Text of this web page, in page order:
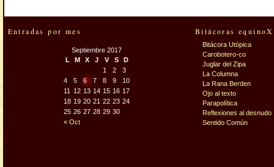
Entradas por mes
Septiembre 2017
L
M X J V S D
« Oct
1 2
3
4
5 6 7 8 9
10
11
12 13 14 15 16 17
18 19 20 21 22 23 24
25 26 27 28 29 30
Bitácoras
Bitácora Utópica
Carobotero-co
Juglar del Zipa
La Columna
La Rana Berden
Ojo al texto
Parapolítica
Reflexiones al desnudo
Sentido Común